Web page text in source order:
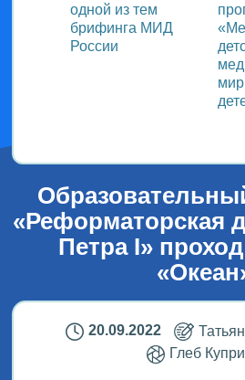
одной из тем
брифинга МИД
России
«Реформаторская
Петра I»
20.09.2022
Глеб